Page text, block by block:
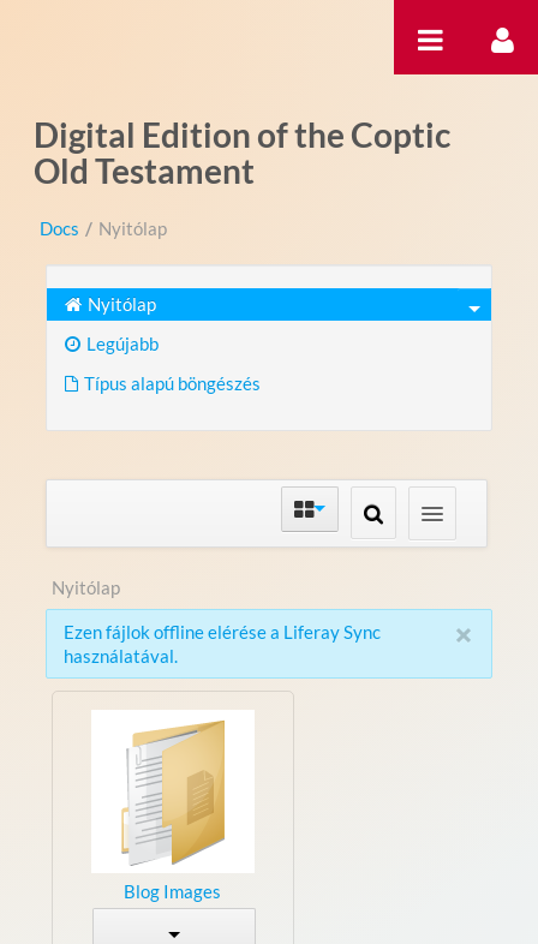
Digital Edition of the Coptic
Old Testament
Docs / Nyitólap
Nyitólap
Legújabb
Típus alapú böngészés
Nyitólap
×
Ezen fájlok offline elérése a Liferay Sync
használatával.
Blog Images